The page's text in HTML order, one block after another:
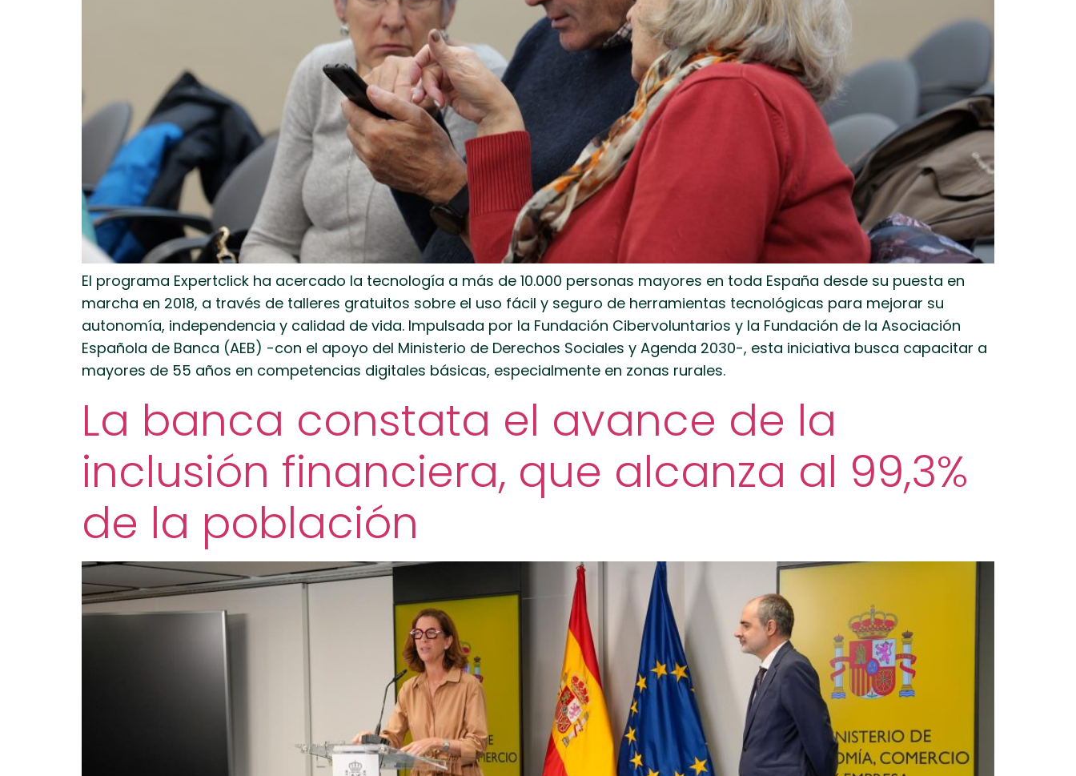
El programa Expertclick ha acercado la tecnología a más de 10.000 personas mayores en toda España desde su puesta en
marcha en 2018, a través de talleres gratuitos sobre el uso fácil y seguro de herramientas tecnológicas para mejorar su
autonomía, independencia y calidad de vida. Impulsada por la Fundación Cibervoluntarios y la Fundación de la Asociación
Española de Banca (AEB) -con el apoyo del Ministerio de Derechos Sociales y Agenda 2030-, esta iniciativa busca capacitar a
mayores de 55 años en competencias digitales básicas, especialmente en zonas rurales.
La banca constata el avance de la
inclusión financiera, que alcanza al 99,3%
de la población